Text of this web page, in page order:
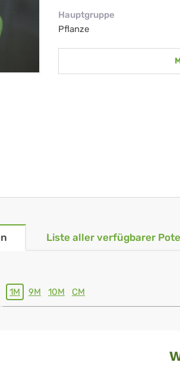
Hauptgruppe
Pflanze
Liste aller verfügbarer
1M 9M 10M CM